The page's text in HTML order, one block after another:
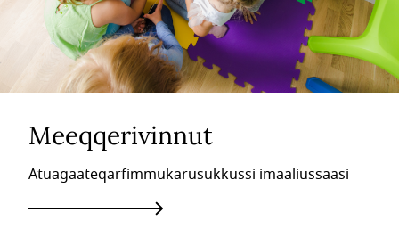
Meeqqerivinnut
Atuagaateqarfimmukarusukkussi imaaliussaasi